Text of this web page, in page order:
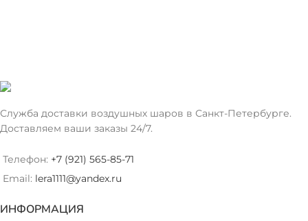
Служба доставки воздушных шаров в Санкт-Петербурге.
Доставляем ваши заказы 24/7.
Телефон: +7 (921) 565-85-71
Email: lera1111@yandex.ru
ИНФОРМАЦИЯ